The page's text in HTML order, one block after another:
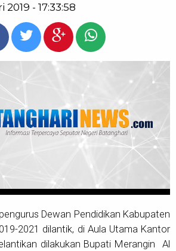
- 17:33:58
Dewan Pendidikan Kabupaten
2021 dilantik, di Aula Utama Kantor
dilakukan Bupati Merangin Al